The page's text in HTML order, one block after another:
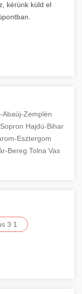
kérünk küld el
Abaúj-Zemplén
Hajdú-Bihar
Esztergom
Bereg Tolna Vas
3 1